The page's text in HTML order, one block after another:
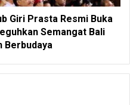
Giri Prasta Resmi Buka
Semangat Bali
Berbudaya